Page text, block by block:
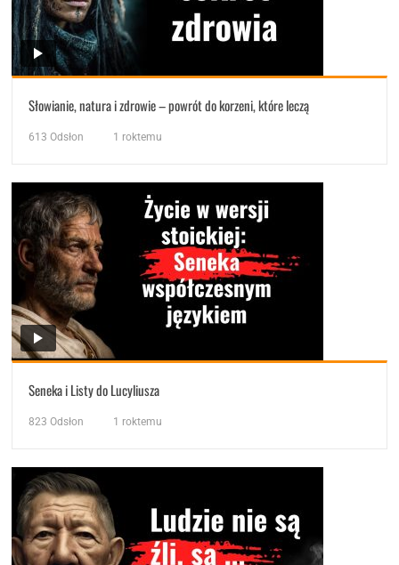
Słowianie, natura i zdrowie – powrót do korzeni, które leczą
613 Odsłon 1 roktemu
Seneka i Listy do Lucyliusza
823 Odsłon 1 roktemu